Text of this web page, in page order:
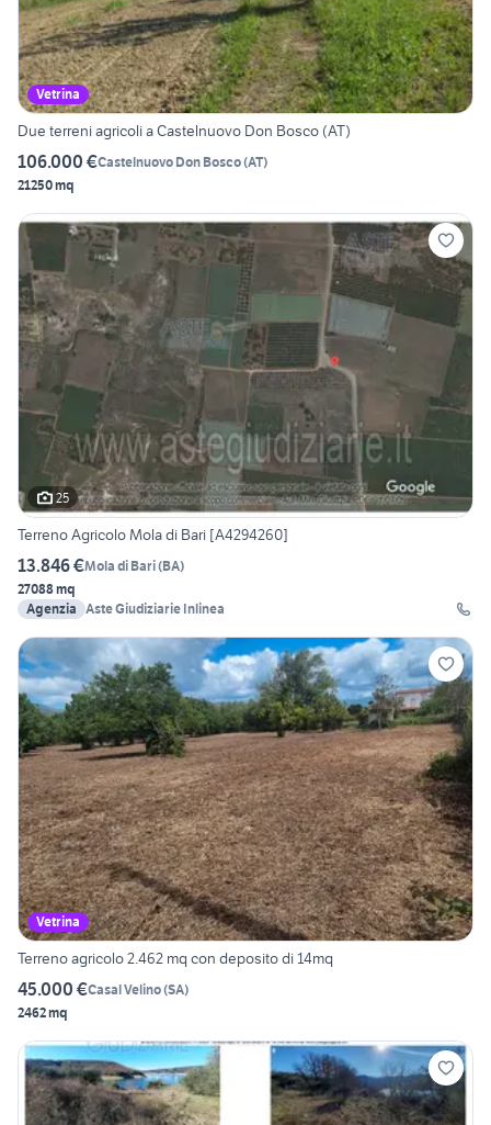
Vetrina
Due terreni agricoli a Castelnuovo Don Bosco (AT)
106.000 €Castelnuovo Don Bosco(AT)
21250 mq
25
Terreno Agricolo Mola di Bari [A4294260]
13.846 €Mola di Bari(BA)
27088 mq
Agenzia Aste Giudiziarie Inlinea
Vetrina
Terreno agricolo 2.462 mq con deposito di 14mq
45.000 €Casal Velino(SA)
2462 mq